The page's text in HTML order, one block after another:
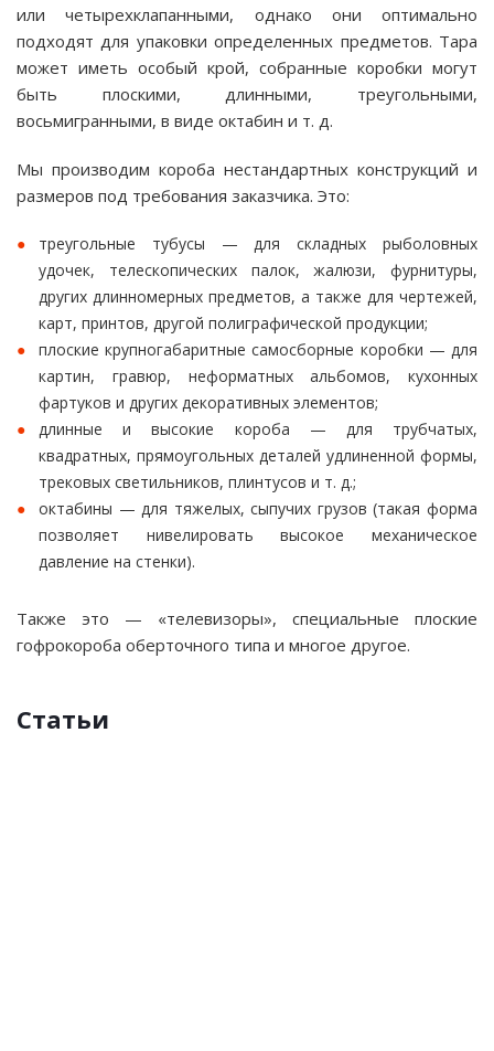
или четырехклапанными, однако они оптимально
подходят для упаковки определенных предметов. Тара
может иметь особый крой, собранные коробки могут
быть плоскими, длинными, треугольными,
восьмигранными, в виде октабин и т. д.
Мы производим короба нестандартных конструкций и
размеров под требования заказчика. Это:
треугольные тубусы — для складных рыболовных
удочек, телескопических палок, жалюзи, фурнитуры,
других длинномерных предметов, а также для чертежей,
карт, принтов, другой полиграфической продукции;
плоские крупногабаритные самосборные коробки — для
картин, гравюр, неформатных альбомов, кухонных
фартуков и других декоративных элементов;
длинные и высокие короба — для трубчатых,
квадратных, прямоугольных деталей удлиненной формы,
трековых светильников, плинтусов и т. д.;
октабины — для тяжелых, сыпучих грузов (такая форма
позволяет нивелировать высокое механическое
давление на стенки).
Также это — «телевизоры», специальные плоские
гофрокороба оберточного типа и многое другое.
Статьи